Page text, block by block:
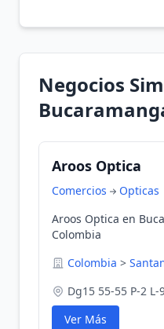
Negocios
Aroos Optica
Comercios
Opticas
Aroos Optica en
Colombia
Colombia >
Dg15 55-55 P-2 L-
Ver Más